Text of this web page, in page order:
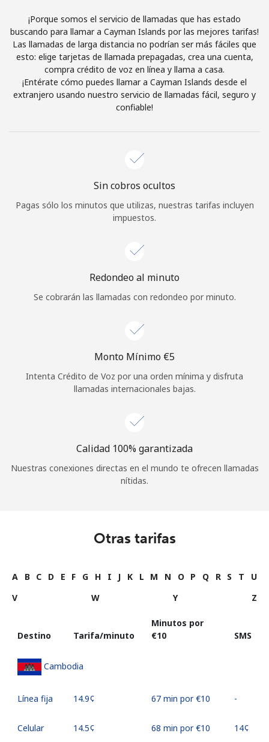
Únete
¡Hola!
¿Olvidaste tu contraseña? →
Iniciar Sesión
¡Porque somos el servicio de llamadas que has estado
buscando para llamar a Cayman Islands por las mejores tarifas!
Las llamadas de larga distancia no podrían ser más fáciles que
esto: elige tarjetas de llamada prepagadas, crea una cuenta,
compra crédito de voz en línea y llama a casa.
¡Entérate cómo puedes llamar a Cayman Islands desde el
extranjero usando nuestro servicio de llamadas fácil, seguro y
confiable!
Sin cobros ocultos
Pagas sólo los minutos que utilizas, nuestras tarifas incluyen
impuestos.
Redondeo al minuto
Se cobrarán las llamadas con redondeo por minuto.
Monto Mínimo ⁦€5⁩
Intenta Crédito de Voz por una orden mínima y disfruta
llamadas internacionales bajas.
Calidad 100% garantizada
Nuestras conexiones directas en el mundo te ofrecen llamadas
nítidas.
Otras tarifas
A B C D E F G H I J K L M N O P Q R S T
U
V
W Y Z
Destino Tarifa/minuto
Minutos por
⁦€10⁩
SMS
Cambodia
Línea fija ⁦14.9¢⁩ 67 min por ⁦€10⁩ -
Celular ⁦14.5¢⁩ 68 min por ⁦€10⁩ ⁦14¢⁩